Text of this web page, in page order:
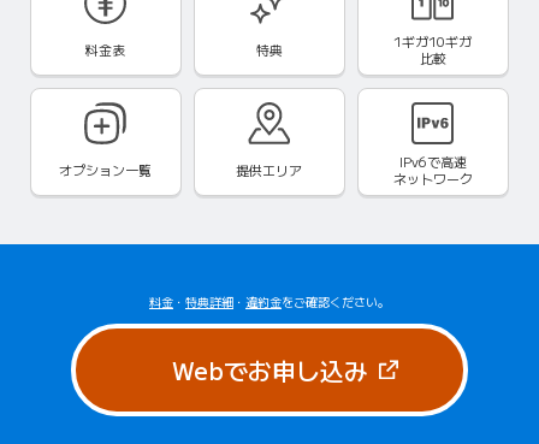
料金表 特典
1ギガ10ギガ
比較
オプション一覧 提供エリア IPv6で高速
ネットワーク
料金 ・ 特典詳細 ・ 違約金をご確認ください。
Webでお申し込み（新しいタブ